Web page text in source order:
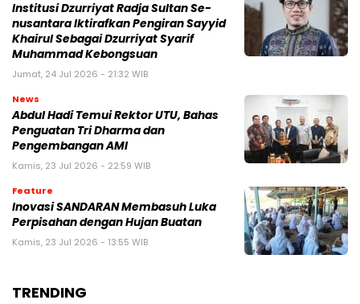
Institusi Dzurriyat Radja Sultan Se-
nusantara Iktirafkan Pengiran Sayyid
Khairul Sebagai Dzurriyat Syarif
Muhammad Kebongsuan
Jumat, 24 Jul 2026 - 21:32 WIB
News
Abdul Hadi Temui Rektor UTU, Bahas
Penguatan Tri Dharma dan
Pengembangan AMI
Kamis, 23 Jul 2026 - 22:59 WIB
Feature
Inovasi SANDARAN Membasuh Luka
Perpisahan dengan Hujan Buatan
Kamis, 23 Jul 2026 - 13:55 WIB
TRENDING